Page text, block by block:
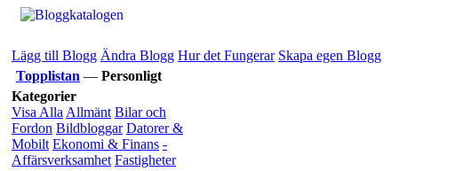
Lägg till Blogg Ändra Blogg Hur det Fungerar Skapa egen Blogg
Topplistan — Personligt
Kategorier
Visa Alla Allmänt Bilar och
Fordon Bildbloggar Datorer &
Mobilt Ekonomi & Finans -
Affärsverksamhet Fastigheter